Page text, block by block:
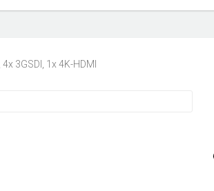
3GSDI, 1x 4K-HDMI